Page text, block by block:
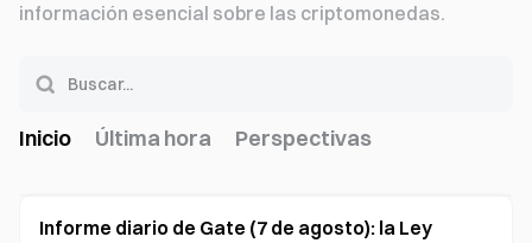
información esencial sobre las criptomonedas.
Inicio Última hora Perspectivas
Informe diario de Gate (7 de agosto): la Ley